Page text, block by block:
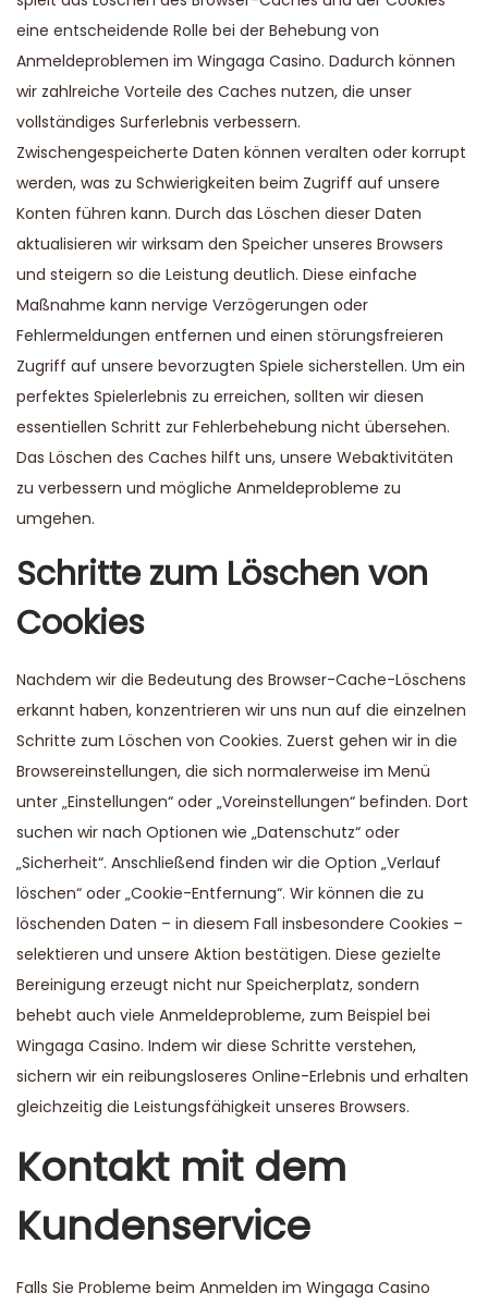
eine entscheidende Rolle bei der Behebung von
Anmeldeproblemen im Wingaga Casino. Dadurch können
wir zahlreiche Vorteile des Caches nutzen, die unser
vollständiges Surferlebnis verbessern.
Zwischengespeicherte Daten können veralten oder korrupt
werden, was zu Schwierigkeiten beim Zugriff auf unsere
Konten führen kann. Durch das Löschen dieser Daten
aktualisieren wir wirksam den Speicher unseres Browsers
und steigern so die Leistung deutlich. Diese einfache
Maßnahme kann nervige Verzögerungen oder
Fehlermeldungen entfernen und einen störungsfreieren
Zugriff auf unsere bevorzugten Spiele sicherstellen. Um ein
perfektes Spielerlebnis zu erreichen, sollten wir diesen
essentiellen Schritt zur Fehlerbehebung nicht übersehen.
Das Löschen des Caches hilft uns, unsere Webaktivitäten
zu verbessern und mögliche Anmeldeprobleme zu
umgehen.
Schritte zum Löschen von
Cookies
Nachdem wir die Bedeutung des Browser-Cache-Löschens
erkannt haben, konzentrieren wir uns nun auf die einzelnen
Schritte zum Löschen von Cookies. Zuerst gehen wir in die
Browsereinstellungen, die sich normalerweise im Menü
unter „Einstellungen“ oder „Voreinstellungen“ befinden. Dort
suchen wir nach Optionen wie „Datenschutz“ oder
„Sicherheit“. Anschließend finden wir die Option „Verlauf
löschen“ oder „Cookie-Entfernung“. Wir können die zu
löschenden Daten – in diesem Fall insbesondere Cookies –
selektieren und unsere Aktion bestätigen. Diese gezielte
Bereinigung erzeugt nicht nur Speicherplatz, sondern
behebt auch viele Anmeldeprobleme, zum Beispiel bei
Wingaga Casino. Indem wir diese Schritte verstehen,
sichern wir ein reibungsloseres Online-Erlebnis und erhalten
gleichzeitig die Leistungsfähigkeit unseres Browsers.
Kontakt mit dem
Kundenservice
Falls Sie Probleme beim Anmelden im Wingaga Casino